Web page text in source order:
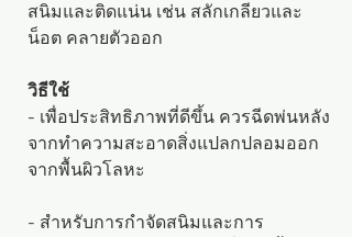
สนิมและติดแน่น เช่น สลักเกลียวและ
น็อต คลายตัวออก
วิธีใช้
- เพื่อประสิทธิภาพที่ดีขึ้น ควรฉีดพ่นหลัง
จากทำความสะอาดสิ่งแปลกปลอมออก
จากพื้นผิวโลหะ
- สำหรับการกำจัดสนิมและการ